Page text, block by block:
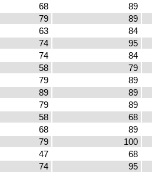
68 89
79 89
63 84
74 95
74 84
58 79
79 89
89 89
79 89
58 68
68 89
79 100
47 68
74 95